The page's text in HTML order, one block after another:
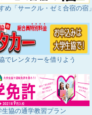
め「サークル・ゼミ合宿の宿」
でレンタカーを借りよう
生協の通学教習プラン